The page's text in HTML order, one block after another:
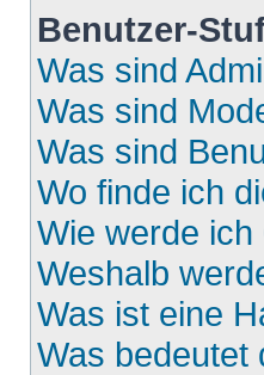
Benutzer-
Was sind
Was sind
Was sind
Wo finde ich
Wie werde
Weshalb
Was ist eine
Was bedeutet